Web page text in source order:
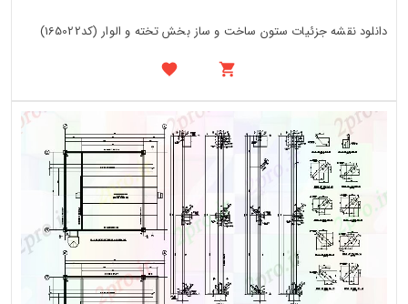
دانلود نقشه جزئیات ستون ساخت و ساز بخش تخته و الوار (کد165022)